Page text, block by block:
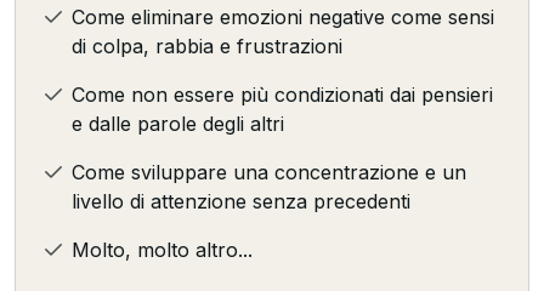
Come eliminare emozioni negative come sensi
di colpa, rabbia e frustrazioni
Come non essere più condizionati dai pensieri
e dalle parole degli altri
Come sviluppare una concentrazione e un
livello di attenzione senza precedenti
Molto, molto altro...